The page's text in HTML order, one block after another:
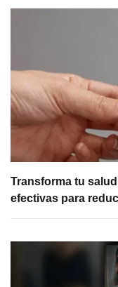
Transforma tu
efectivas para